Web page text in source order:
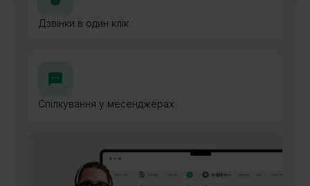
Дзвінки в один клік
Спілкування у месенджерах